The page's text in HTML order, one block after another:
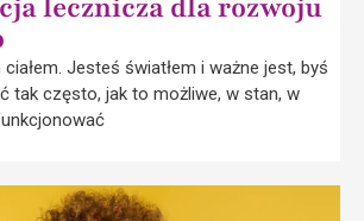
lecznicza dla rozwoju
Jesteś światłem i ważne jest, byś
tak często, jak to możliwe, w stan, w